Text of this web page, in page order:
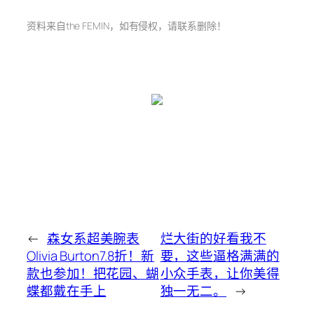
资料来自the FEMIN，如有侵权，请联系删除！
← 森女系超美腕表
Olivia Burton7.8折！新
款也参加！把花园、蝴
蝶都戴在手上
烂大街的好看我不
要，这些逼格满满的
小众手表，让你美得
独一无二。
→